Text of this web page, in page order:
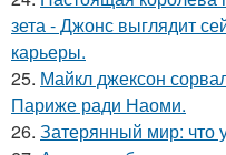
зета - Джонс выглядит
карьеры.
25. Майкл джексон
Париже ради Наоми.
26. Затерянный мир: что